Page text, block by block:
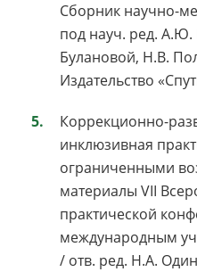
Сборник научно-
под науч. ред. А.Ю.
Булановой, Н.В.
Издательство
Коррекционно-
инклюзивная
ограниченными
материалы VII
практической
международным
/ отв. ред. Н.А.